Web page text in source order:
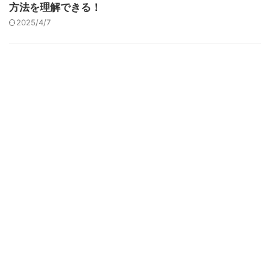
方法を理解できる！
2025/4/7